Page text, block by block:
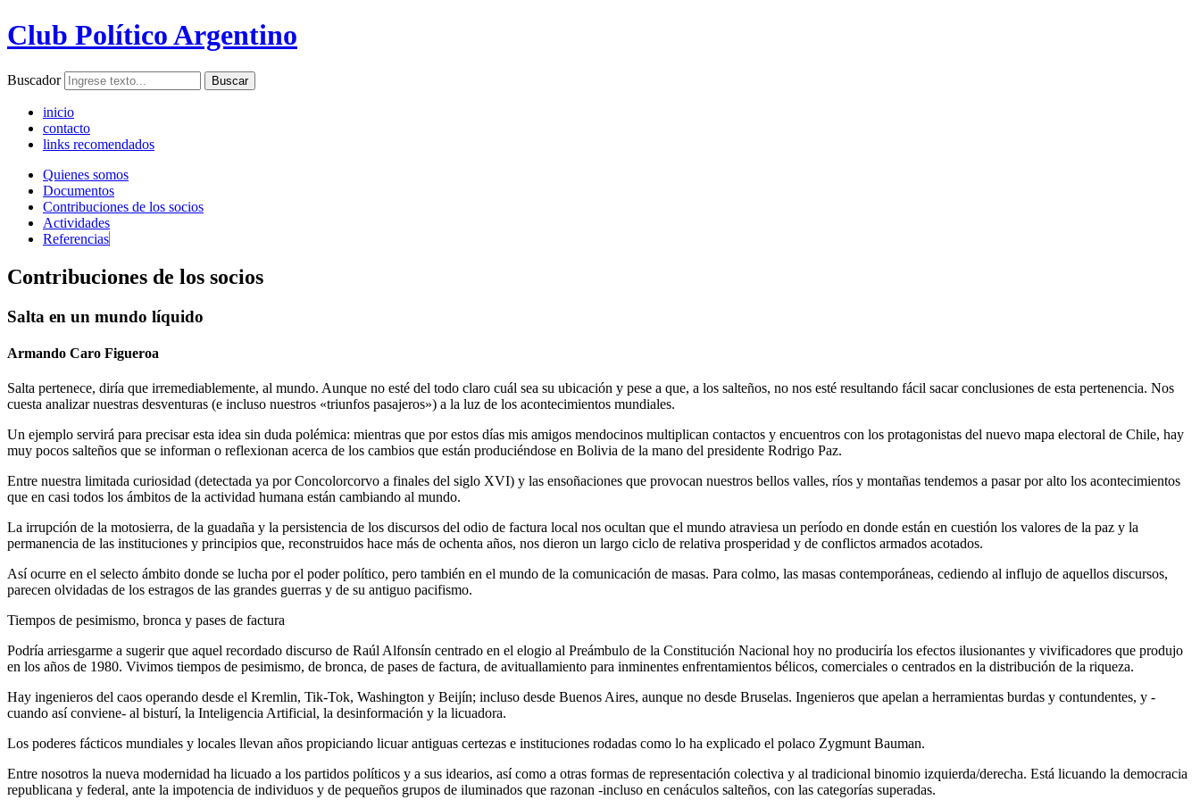
Club Político Argentino
Buscador
inicio
contacto
links recomendados
Quienes somos
Documentos
Contribuciones de los socios
Actividades
Referencias
Contribuciones de los socios
Salta en un mundo líquido
Armando Caro Figueroa
Salta pertenece, diría que irremediablemente, al mundo. Aunque no esté del todo claro cuál sea su ubicación y pese a que, a los salteños, no nos esté resultando fácil sacar conclusiones de esta pertenencia. Nos
cuesta analizar nuestras desventuras (e incluso nuestros «triunfos pasajeros») a la luz de los acontecimientos mundiales.
Un ejemplo servirá para precisar esta idea sin duda polémica: mientras que por estos días mis amigos mendocinos multiplican contactos y encuentros con los protagonistas del nuevo mapa electoral de Chile, hay
muy pocos salteños que se informan o reflexionan acerca de los cambios que están produciéndose en Bolivia de la mano del presidente Rodrigo Paz.
Entre nuestra limitada curiosidad (detectada ya por Concolorcorvo a finales del siglo XVI) y las ensoñaciones que provocan nuestros bellos valles, ríos y montañas tendemos a pasar por alto los acontecimientos
que en casi todos los ámbitos de la actividad humana están cambiando al mundo.
La irrupción de la motosierra, de la guadaña y la persistencia de los discursos del odio de factura local nos ocultan que el mundo atraviesa un período en donde están en cuestión los valores de la paz y la
permanencia de las instituciones y principios que, reconstruidos hace más de ochenta años, nos dieron un largo ciclo de relativa prosperidad y de conflictos armados acotados.
Así ocurre en el selecto ámbito donde se lucha por el poder político, pero también en el mundo de la comunicación de masas. Para colmo, las masas contemporáneas, cediendo al influjo de aquellos discursos,
parecen olvidadas de los estragos de las grandes guerras y de su antiguo pacifismo.
Tiempos de pesimismo, bronca y pases de factura
Podría arriesgarme a sugerir que aquel recordado discurso de Raúl Alfonsín centrado en el elogio al Preámbulo de la Constitución Nacional hoy no produciría los efectos ilusionantes y vivificadores que produjo
en los años de 1980. Vivimos tiempos de pesimismo, de bronca, de pases de factura, de avituallamiento para inminentes enfrentamientos bélicos, comerciales o centrados en la distribución de la riqueza.
Hay ingenieros del caos operando desde el Kremlin, Tik-Tok, Washington y Beijín; incluso desde Buenos Aires, aunque no desde Bruselas. Ingenieros que apelan a herramientas burdas y contundentes, y -
cuando así conviene- al bisturí, la Inteligencia Artificial, la desinformación y la licuadora.
Los poderes fácticos mundiales y locales llevan años propiciando licuar antiguas certezas e instituciones rodadas como lo ha explicado el polaco Zygmunt Bauman.
Entre nosotros la nueva modernidad ha licuado a los partidos políticos y a sus idearios, así como a otras formas de representación colectiva y al tradicional binomio izquierda/derecha. Está licuando la democracia
republicana y federal, ante la impotencia de individuos y de pequeños grupos de iluminados que razonan -incluso en cenáculos salteños, con las categorías superadas.